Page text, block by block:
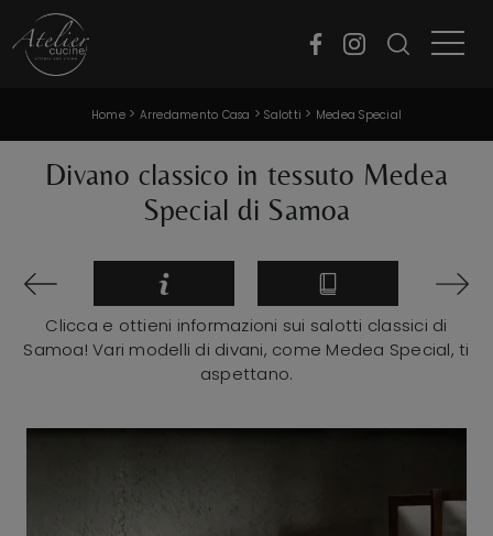
Home> Arredamento Casa >Salotti > Medea Special
Divano classico in tessuto Medea
Special di Samoa
Clicca e ottieni informazioni sui salotti classici di
Samoa! Vari modelli di divani, come Medea Special, ti
aspettano.